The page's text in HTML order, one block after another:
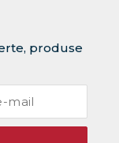
produse